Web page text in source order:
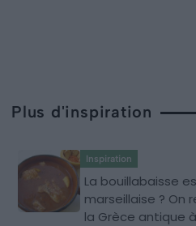
Plus d'inspiration
Inspiration
La bouillabaisse
marseillaise ? On
la Grèce antique